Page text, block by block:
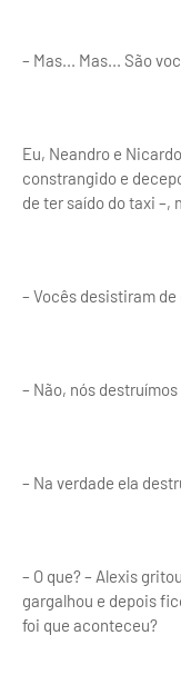
– Mas... Mas... São
Eu, Neandro e
constrangido e
de ter saído do taxi –,
– Vocês desistiram
– Não, nós
– Na verdade ela
– O que? – Alexis
gargalhou e depois
foi que aconteceu?